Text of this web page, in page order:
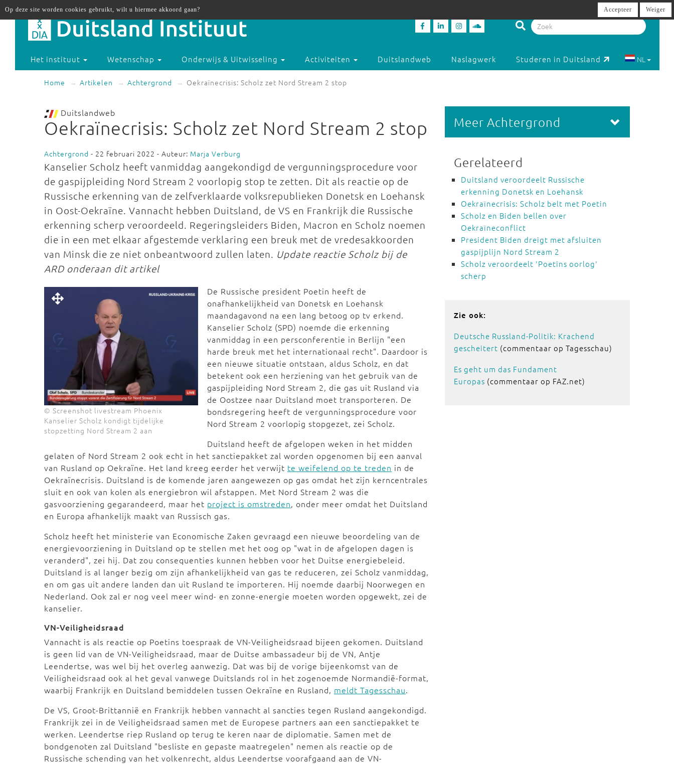
Het instituut Wetenschap Onderwijs & Uitwisseling Activiteiten Duitslandweb Naslagwerk Studeren in Duitsland NL
Home Artikelen Achtergrond Oekraïnecrisis: Scholz zet Nord Stream 2 stop
Duitslandweb
Oekraïnecrisis: Scholz zet Nord Stream 2 stop
Achtergrond - 22 februari 2022 - Auteur: Marja Verburg
Kanselier Scholz heeft vanmiddag aangekondigd de vergunningsprocedure voor
de gaspijpleiding Nord Stream 2 voorlopig stop te zetten. Dit als reactie op de
Russische erkenning van de zelfverklaarde volksrepublieken Donetsk en Loehansk
in Oost-Oekraïne. Vannacht hebben Duitsland, de VS en Frankrijk die Russische
erkenning scherp veroordeeld. Regeringsleiders Biden, Macron en Scholz noemen
die in een met elkaar afgestemde verklaring een breuk met de vredesakkoorden
van Minsk die ze niet onbeantwoord zullen laten. Update reactie Scholz bij de
ARD onderaan dit artikel
© Screenshot livestream Phoenix
Kanselier Scholz kondigt tijdelijke
stopzetting Nord Stream 2 aan
De Russische president Poetin heeft de
onafhankelijkheid van Donetsk en Loehansk
maandagavond na een lang betoog op tv erkend.
Kanselier Scholz (SPD) noemde die erkenning
vanmiddag in een persconferentie in Berlijn "een
harde breuk met het internationaal recht". Daardoor is
een nieuwe situatie ontstaan, aldus Scholz, en dat
betekent ook een herziening van het gebruik van de
gaspijpleiding Nord Stream 2, die gas uit Rusland via
de Oostzee naar Duitsland moet transporteren. De
bondsregering heeft de vergunningsprocedure voor
Nord Stream 2 voorlopig stopgezet, zei Scholz.
Duitsland heeft de afgelopen weken in het midden
gelaten of Nord Stream 2 ook echt in het sanctiepakket zal worden opgenomen bij een aanval
van Rusland op Oekraïne. Het land kreeg eerder het verwijt te weifelend op te treden in de
Oekraïnecrisis. Duitsland is de komende jaren aangewezen op gas omdat het zijn kerncentrales
sluit en ook van kolen als energiebron wil afstappen. Met Nord Stream 2 was die
gasvoorziening gegarandeerd, maar het project is omstreden, onder meer omdat het Duitsland
en Europa afhankelijk maakt van Russisch gas.
Scholz heeft het ministerie van Economische Zaken gevraagd een nieuwe beoordeling van de
energievoorziening in Duitsland op te stellen met het oog op "wat in de afgelopen dagen is
veranderd", zei hij. Dat zou consequenties kunnen hebben voor het Duitse energiebeleid.
Duitsland is al langer bezig om zijn afhankelijkheid van gas te reduceren, zei Scholz vanmiddag,
en om gas uit andere landen dan uit Rusland te importeren. Hij noemde daarbij Noorwegen en
Nederland. Ook zal er nog veel meer wind- en zonne-energie moeten worden opgewekt, zei de
kanselier.
VN-Veiligheidsraad
Vannacht is als reactie op Poetins toespraak de VN-Veiligheidsraad bijeen gekomen. Duitsland
is geen lid van de VN-Veiligheidsraad, maar de Duitse ambassadeur bij de VN, Antje
Leendertse, was wel bij het overleg aanwezig. Dat was bij de vorige bijeenkomst van de
Veiligheidsraad ook al het geval vanwege Duitslands rol in het zogenoemde Normandië-format,
waarbij Frankrijk en Duitsland bemiddelen tussen Oekraïne en Rusland, meldt Tagesschau.
De VS, Groot-Brittannië en Frankrijk hebben vannacht al sancties tegen Rusland aangekondigd.
Frankrijk zei in de Veiligheidsraad samen met de Europese partners aan een sanctiepakket te
werken. Leendertse riep Rusland op terug te keren naar de diplomatie. Samen met de
bondgenoten zal Duitsland "besliste en gepaste maatregelen" nemen als reactie op de
Russische schending van het volkenrecht, aldus Leendertse voorafgaand aan de VN-
Meer Achtergrond
Gerelateerd
Duitsland veroordeelt Russische
erkenning Donetsk en Loehansk
Oekraïnecrisis: Scholz belt met Poetin
Scholz en Biden bellen over
Oekraïneconflict
President Biden dreigt met afsluiten
gaspijplijn Nord Stream 2
Scholz veroordeelt 'Poetins oorlog'
scherp
Zie ook:
Deutsche Russland-Politik: Krachend
gescheitert (commentaar op Tagesschau)
Es geht um das Fundament
Europas (commentaar op FAZ.net)
Op deze site worden cookies gebruikt, wilt u hiermee akkoord gaan? Accepteer Weiger